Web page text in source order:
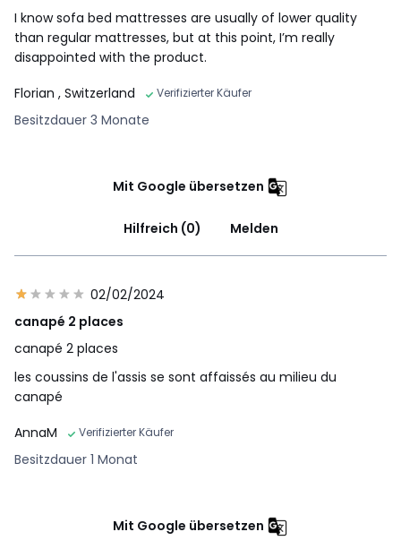
Masse und Gewicht der Sendung
• 2-Sitzer: B. 167 x H. 97 x T. 61 cm. 44,1 kg
• 3-Sitzer: B. 187 x H. 97 x T. 61 cm. 49,4 kg
Farbe : Grüner Eukalyptus, Dunkelblau
Montageplan und Pflegehinweise
I know sofa bed mattresses are usually of lower quality
than regular mattresses, but at this point, I’m really
disappointed with the product.
Florian , Switzerland Verifizierter Käufer
Besitzdauer 3 Monate
Mit Google übersetzen
Hilfreich (0) Melden
02/02/2024
canapé 2 places
canapé 2 places
les coussins de l'assis se sont affaissés au milieu du
canapé
AnnaM
Verifizierter Käufer
Besitzdauer 1 Monat
Mit Google übersetzen